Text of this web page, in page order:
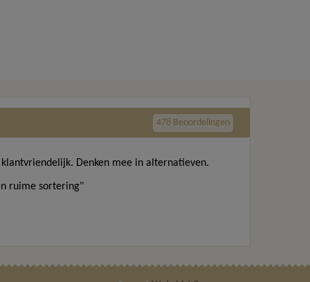
478 Beoordelingen
Denken mee in alternatieven.
ruime sortering"